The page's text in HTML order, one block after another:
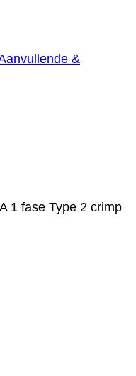
&
1 fase Type 2 crimp